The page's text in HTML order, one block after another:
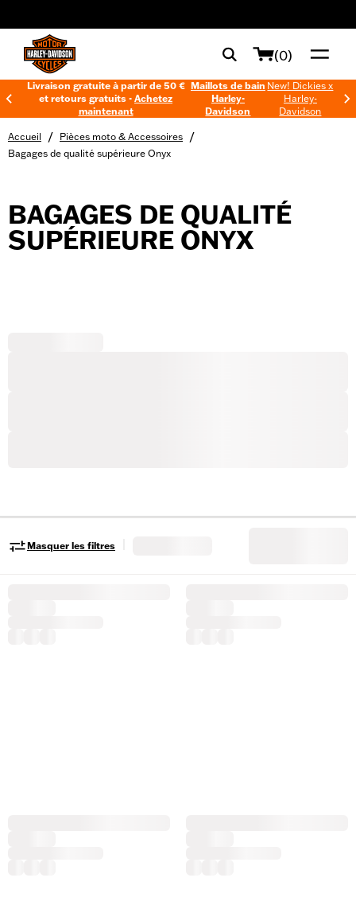
(0)
Livraison gratuite à partir de 50 €
et retours gratuits -Achetez
maintenant
Maillots de bain
Harley-
Davidson
New! Dickies x
Harley-
Davidson
Accueil / Pièces moto & Accessoires /
Bagages de qualité supérieure Onyx
BAGAGES DE QUALITÉ
SUPÉRIEURE ONYX
Masquer les filtres